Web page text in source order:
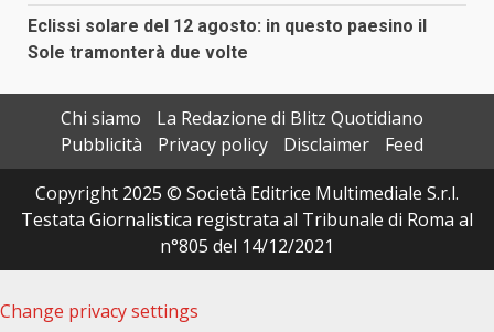
Eclissi solare del 12 agosto: in questo paesino il
Sole tramonterà due volte
Chi siamo
La Redazione di Blitz Quotidiano
Pubblicità
Privacy policy Disclaimer
Feed
Copyright 2025 © Società Editrice Multimediale S.r.l.
Testata Giornalistica registrata al Tribunale di Roma al
n°805 del 14/12/2021
Change privacy settings